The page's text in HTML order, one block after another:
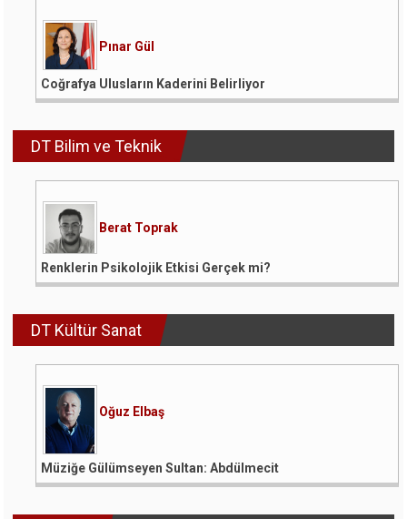
Pınar Gül
Coğrafya Ulusların Kaderini Belirliyor
DT Bilim ve Teknik
Berat Toprak
Renklerin Psikolojik Etkisi Gerçek mi?
DT Kültür Sanat
Oğuz Elbaş
Müziğe Gülümseyen Sultan: Abdülmecit